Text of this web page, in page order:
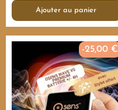
Ajouter au panier
-25,00 €